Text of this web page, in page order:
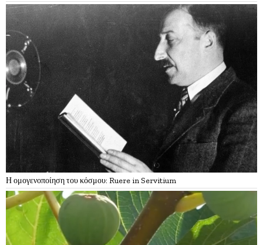
Η ομογενοποίηση του κόσμου: Ruere in Servitium